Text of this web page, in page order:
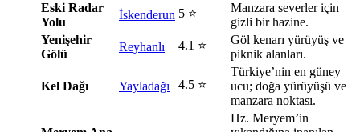
Eski Radar
Yolu
İskenderun 5 ⭐
Manzara severler için
gizli bir hazine.
Yenişehir
Gölü
Reyhanlı 4.1 ⭐
Göl kenarı yürüyüş ve
piknik alanları.
Kel Dağı Yayladağı 4.5 ⭐
Türkiye’nin en güney
ucu; doğa yürüyüşü ve
manzara noktası.
Hz. Meryem’in